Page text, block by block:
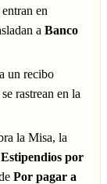
en
a Banco
un recibo
rastrean en la
la Misa, la
Estipendios por
Por pagar a